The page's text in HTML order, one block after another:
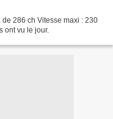
286 ch Vitesse maxi : 230
ont vu le jour.